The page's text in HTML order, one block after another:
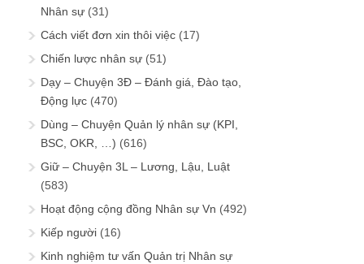
Nhân sự (31)
Cách viết đơn xin thôi việc (17)
Chiến lược nhân sự (51)
Dạy – Chuyện 3Đ – Đánh giá, Đào tạo,
Động lực (470)
Dùng – Chuyện Quản lý nhân sự (KPI,
BSC, OKR, …) (616)
Giữ – Chuyện 3L – Lương, Lậu, Luật
(583)
Hoạt động cộng đồng Nhân sự Vn (492)
Kiếp người (16)
Kinh nghiệm tư vấn Quản trị Nhân sự